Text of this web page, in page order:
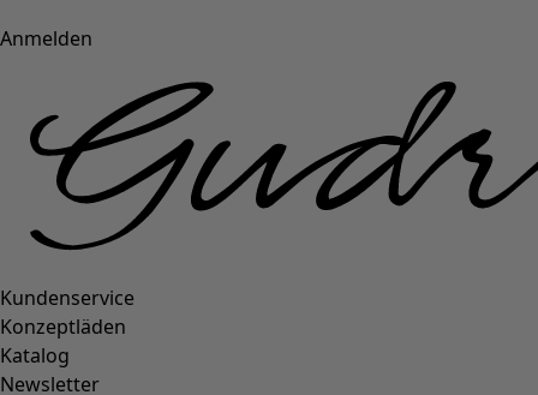
Anmelden
Kundenservice
Konzeptläden
Katalog
Newsletter